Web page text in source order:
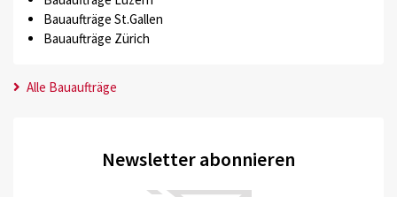
Bauaufträge St.Gallen
Bauaufträge Zürich
Alle Bauaufträge
Newsletter abonnieren